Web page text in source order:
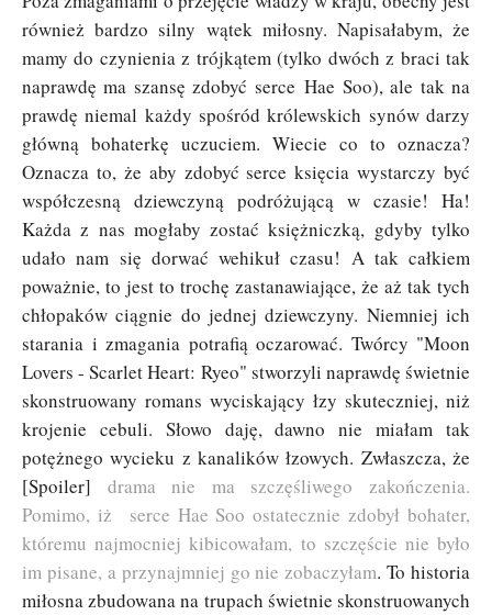
również bardzo silny wątek miłosny. Napisałabym, że
mamy do czynienia z trójkątem (tylko dwóch z braci tak
naprawdę ma szansę zdobyć serce Hae Soo), ale tak na
prawdę niemal każdy spośród królewskich synów darzy
główną bohaterkę uczuciem. Wiecie co to oznacza?
Oznacza to, że aby zdobyć serce księcia wystarczy być
współczesną dziewczyną podróżującą w czasie! Ha!
Każda z nas mogłaby zostać księżniczką, gdyby tylko
udało nam się dorwać wehikuł czasu! A tak całkiem
poważnie, to jest to trochę zastanawiające, że aż tak tych
chłopaków ciągnie do jednej dziewczyny. Niemniej ich
starania i zmagania potrafią oczarować. Twórcy "Moon
Lovers - Scarlet Heart: Ryeo" stworzyli naprawdę świetnie
skonstruowany romans wyciskający łzy skuteczniej, niż
krojenie cebuli. Słowo daję, dawno nie miałam tak
potężnego wycieku z kanalików łzowych. Zwłaszcza, że
[Spoiler] drama nie ma szczęśliwego zakończenia.
Pomimo, iż serce Hae Soo ostatecznie zdobył bohater,
któremu najmocniej kibicowałam, to szczęście nie było
im pisane, a przynajmniej go nie zobaczyłam. To historia
miłosna zbudowana na trupach świetnie skonstruowanych